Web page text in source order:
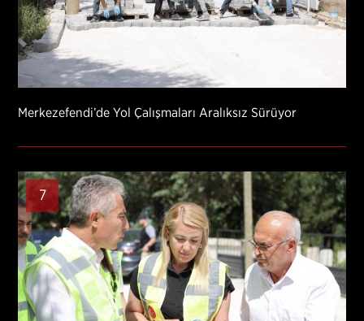
Merkezefendi’de Yol Çalışmaları Aralıksız Sürüyor
7